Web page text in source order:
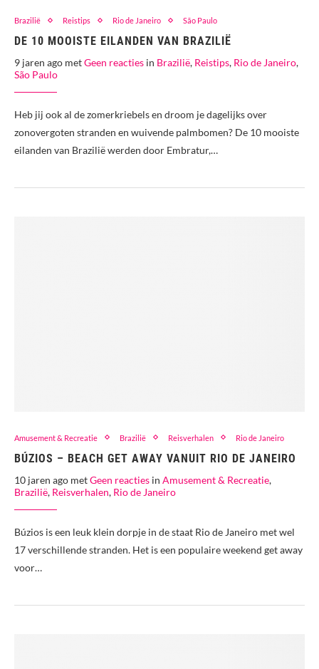
Brazilië Reistips Rio de Janeiro São Paulo
DE 10 MOOISTE EILANDEN VAN BRAZILIË
9 jaren ago metGeen reacties in Brazilië, Reistips, Rio de Janeiro,
São Paulo
Heb jij ook al de zomerkriebels en droom je dagelijks over
zonovergoten stranden en wuivende palmbomen? De 10 mooiste
eilanden van Brazilië werden door Embratur,…
Amusement & Recreatie Brazilië Reisverhalen Rio de Janeiro
BÚZIOS – BEACH GET AWAY VANUIT RIO DE JANEIRO
10 jaren ago metGeen reacties in Amusement & Recreatie,
Brazilië, Reisverhalen, Rio de Janeiro
Búzios is een leuk klein dorpje in de staat Rio de Janeiro met wel
17 verschillende stranden. Het is een populaire weekend get away
voor…